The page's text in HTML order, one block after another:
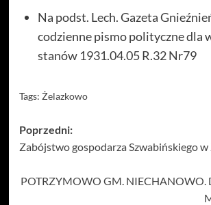
Na podst. Lech. Gazeta
codzienne pismo polityczne dla
stanów 1931.04.05 R.32 Nr79
Tags: Żelazkowo
Zobacz
wpisy
Poprzedni:
Zabójstwo gospodarza Szwabińskiego w
POTRZYMOWO GM. NIECHANOWO.